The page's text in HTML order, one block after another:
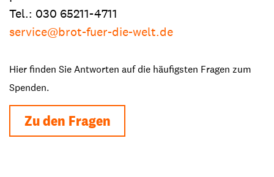
Tel.: 030 65211-4711
service@brot-fuer-die-welt.de
Hier finden Sie Antworten auf die häufigsten Fragen zum
Spenden.
Zu den Fragen